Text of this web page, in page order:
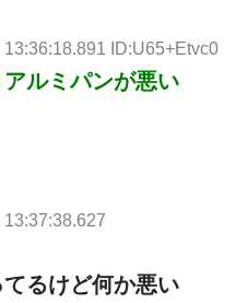
ID:U65+Etvc0
ルミパンが悪い
るけど何か悪い